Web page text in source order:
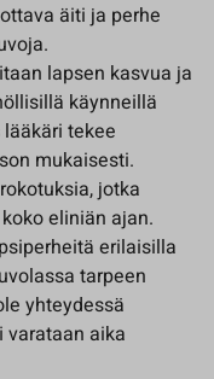
äiti ja perhe
lapsen kasvua ja
käynneillä
tekee
mukaisesti.
jotka
eliniän ajan.
erilaisilla
tarpeen
yhteydessä
aika